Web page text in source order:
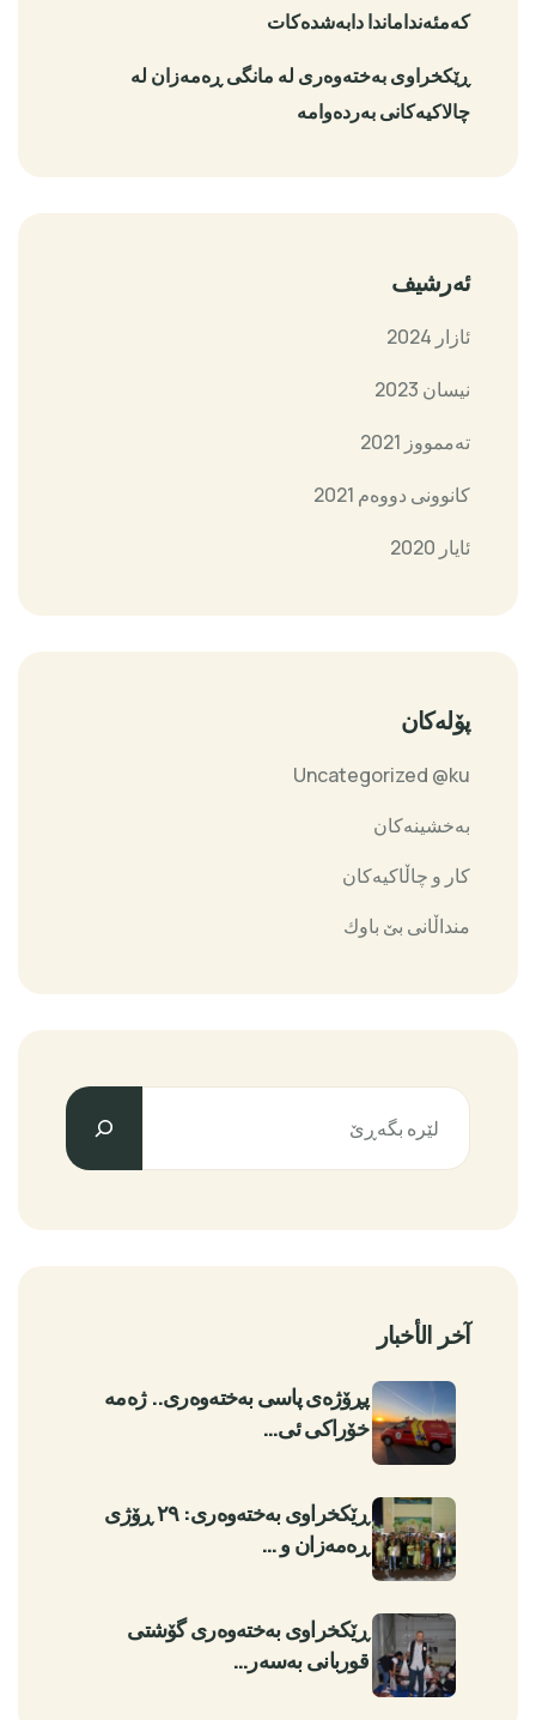
كەمئەنداماندا دابەشدەكات
ڕێكخراوی بەختەوەری لە مانگی ڕەمەزان لە
چالاكیەكانی بەردەوامە
ئەرشیف
ئازار 2024
نیسان 2023
تەممووز 2021
کانوونی دووەم 2021
ئایار 2020
پۆلەکان
Uncategorized @ku
بەخشینەکان
کار و چاڵاکیەکان
منداڵانی بێ باوك
آخر الأخبار
پڕۆژەی پاسی بەختەوەری.. ژەمە
خۆراکی ئی…
ڕێکخراوی بەختەوەری: ٢٩ ڕۆژی
ڕەمەزان و …
ڕێکخراوی بەختەوەری گۆشتی
قوربانی بەسەر…